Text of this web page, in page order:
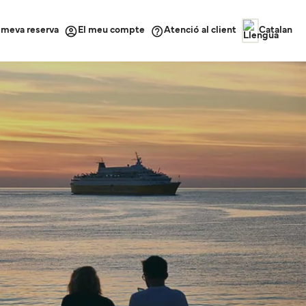
reserva El meu compte Atenció al client Catalan